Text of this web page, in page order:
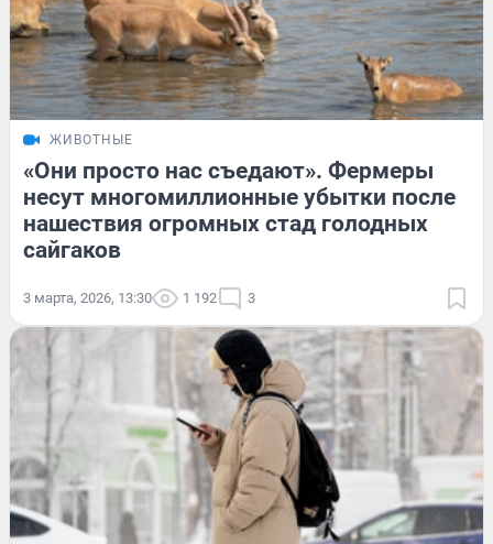
ЖИВОТНЫЕ
«Они просто нас съедают». Фермеры
несут многомиллионные убытки после
нашествия огромных стад голодных
сайгаков
3 марта, 2026, 13:30 1 192 3